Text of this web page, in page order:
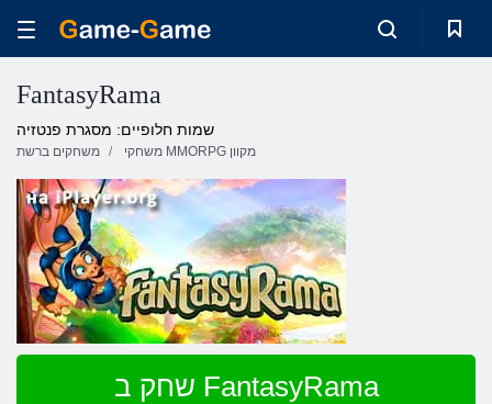
FantasyRama
שמות חלופיים: מסגרת פנטזיה
משחקים ברשת משחקי MMORPG מקוון
שחק ב FantasyRama